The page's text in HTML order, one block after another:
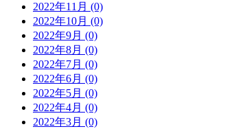
2022年11月 (0)
2022年10月 (0)
2022年9月 (0)
2022年8月 (0)
2022年7月 (0)
2022年6月 (0)
2022年5月 (0)
2022年4月 (0)
2022年3月 (0)